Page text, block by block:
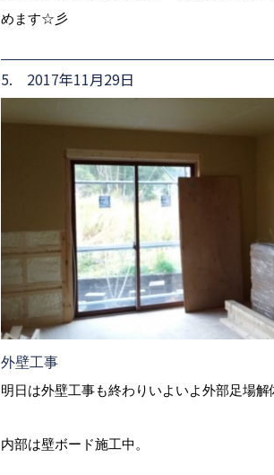
めます☆彡
5. 2017年11月29日
外壁工事
明日は外壁工事も終わりいよいよ外部足場解
内部は壁ボード施工中。